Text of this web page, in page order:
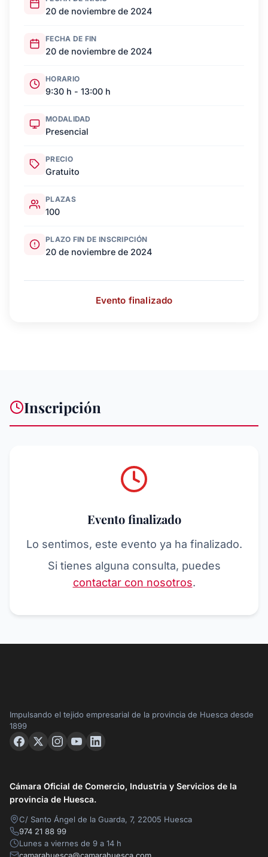
20 de noviembre de 2024
FECHA DE FIN
20 de noviembre de 2024
HORARIO
9:30 h - 13:00 h
MODALIDAD
Presencial
PRECIO
Gratuito
PLAZAS
100
PLAZO FIN DE INSCRIPCIÓN
20 de noviembre de 2024
Evento finalizado
Inscripción
Evento finalizado
Lo sentimos, este evento ya ha finalizado.
Si tienes alguna consulta, puedes
contactar con nosotros.
Impulsando el tejido empresarial de la provincia de Huesca desde
1899
Cámara Oficial de Comercio, Industria y Servicios de la
provincia de Huesca.
C/ Santo Ángel de la Guarda, 7, 22005 Huesca
974 21 88 99
Lunes a viernes de 9 a 14 h